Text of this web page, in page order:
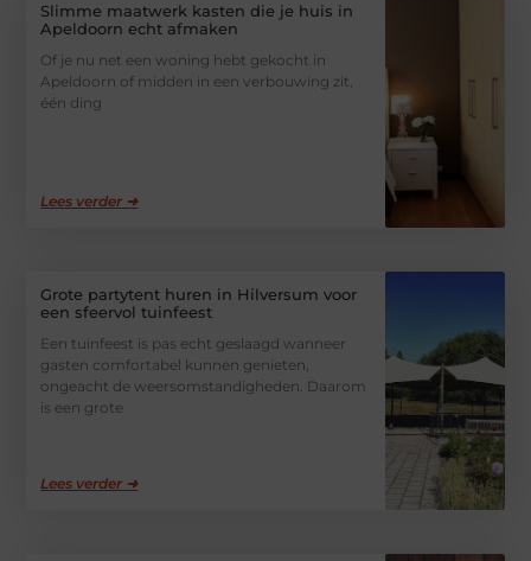
Slimme maatwerk kasten die je huis in
Apeldoorn echt afmaken
Of je nu net een woning hebt gekocht in
Apeldoorn of midden in een verbouwing zit,
één ding
Lees verder ➜
Grote partytent huren in Hilversum voor
een sfeervol tuinfeest
Een tuinfeest is pas echt geslaagd wanneer
gasten comfortabel kunnen genieten,
ongeacht de weersomstandigheden. Daarom
is een grote
Lees verder ➜